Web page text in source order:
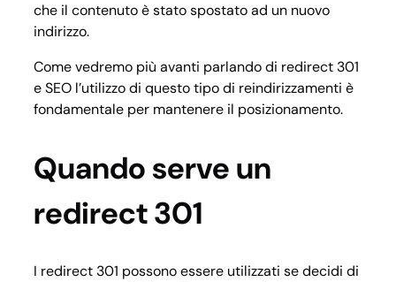
che il contenuto è stato spostato ad un nuovo
indirizzo.
Come vedremo più avanti parlando di redirect 301
e SEO l’utilizzo di questo tipo di reindirizzamenti è
fondamentale per mantenere il posizionamento.
Quando serve un
redirect 301
I redirect 301 possono essere utilizzati se decidi di